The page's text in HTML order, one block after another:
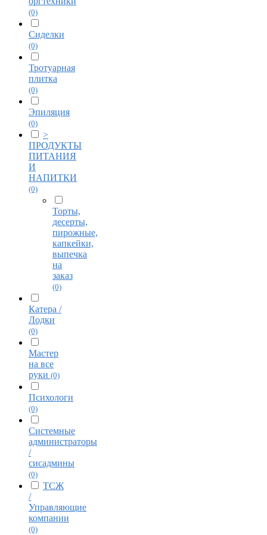
(0)
Сиделки
(0)
Тротуарная
плитка
(0)
Эпиляция
(0)
>
ПРОДУКТЫ
ПИТАНИЯ
И
НАПИТКИ
(0)
Торты,
десерты,
пирожные,
капкейки,
выпечка
на
заказ
(0)
Катера /
Лодки
(0)
Мастер
на все
руки (0)
Психологи
(0)
Системные
администраторы
/
сисадмины
(0)
ТСЖ
/
Управляющие
компании
(0)